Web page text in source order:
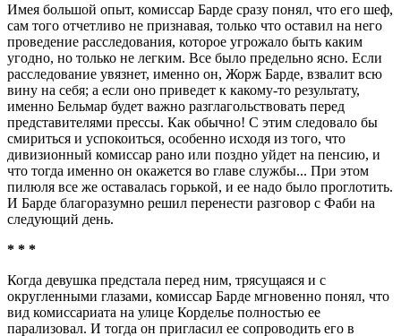
Имея большой опыт, комиссар Барде сразу понял, что его шеф,
сам того отчетливо не признавая, только что оставил на него
проведение расследования, которое угрожало быть каким
угодно, но только не легким. Все было предельно ясно. Если
расследование увязнет, именно он, Жорж Барде, взвалит всю
вину на себя; а если оно приведет к какому-то результату,
именно Бельмар будет важно разглагольствовать перед
представителями прессы. Как обычно! С этим следовало бы
смириться и успокоиться, особенно исходя из того, что
дивизионный комиссар рано или поздно уйдет на пенсию, и
что тогда именно он окажется во главе службы... При этом
пилюля все же оставалась горькой, и ее надо было проглотить.
И Барде благоразумно решил перенести разговор с Фаби на
следующий день.
* * *
Когда девушка предстала перед ним, трясущаяся и с
округленными глазами, комиссар Барде мгновенно понял, что
вид комиссариата на улице Корделье полностью ее
парализовал. И тогда он пригласил ее сопроводить его в